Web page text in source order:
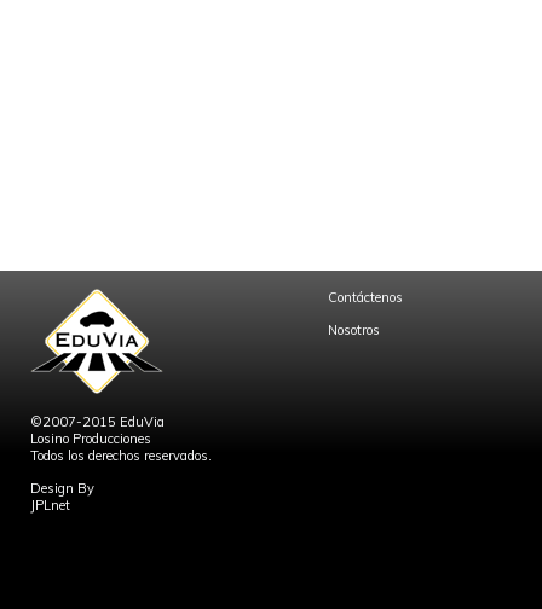
©2007-2015 EduVia
Losino Producciones
Todos los derechos reservados.
Design By
JPLnet
Contáctenos
Nosotros